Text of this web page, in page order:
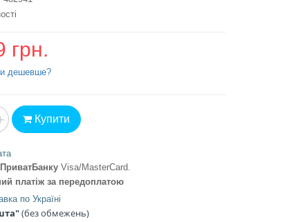
грн.
дешевше?
Купити
Visa/MasterCard.
платіжза передоплатою
по Україні
(без обмежень)